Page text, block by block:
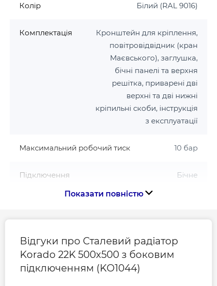
Колір Білий (RAL 9016)
Комплектація
Кронштейн для кріплення,
повітровідвідник (кран
Маєвського), заглушка,
бічні панелі та верхня
решітка, приварені дві
верхні та дві нижні
кріпильні скоби, інструкція
з експлуатації
Максимальний робочий тиск 10 бар
Підключення Бічне
Тип радіатора Сталевий
Показати повністю
Відгуки про Сталевий радіатор
Korado 22K 500x500 з боковим
підключенням (KO1044)